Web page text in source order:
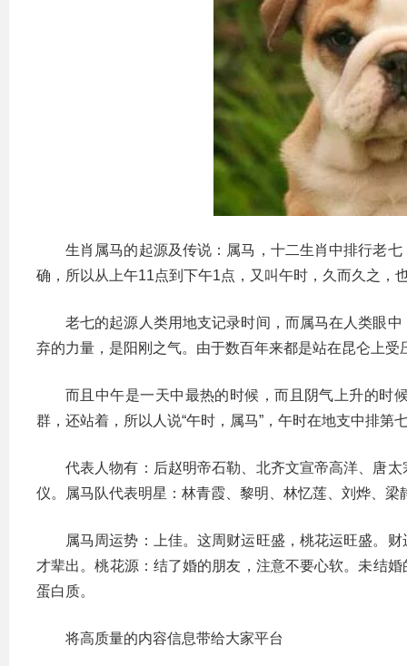
生肖属马的起源及传说：属马，十二生肖中排行老
确，所以从上午11点到下午1点，又叫午时，久而久之，
老七的起源人类用地支记录时间，而属马在人类眼
弃的力量，是阳刚之气。由于数百年来都是站在昆仑上受
而且中午是一天中最热的时候，而且阴气上升的时
群，还站着，所以人说“午时，属马”，午时在地支中排第
代表人物有：后赵明帝石勒、北齐文宣帝高洋、唐
仪。属马队代表明星：林青霞、黎明、林忆莲、刘烨、梁
属马周运势：上佳。这周财运旺盛，桃花运旺盛。
才辈出。桃花源：结了婚的朋友，注意不要心软。未结
蛋白质。
将高质量的内容信息带给大家平台